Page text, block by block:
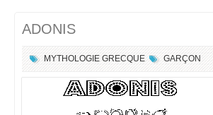
ADONIS
MYTHOLOGIE GRECQUE GARÇON